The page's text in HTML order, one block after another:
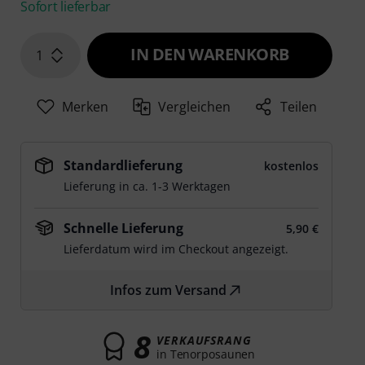
Sofort lieferbar
1 IN DEN WARENKORB
Merken Vergleichen Teilen
Standardlieferung
kostenlos
Lieferung in ca. 1-3 Werktagen
Schnelle Lieferung
5,90 €
Lieferdatum wird im Checkout angezeigt.
Infos zum Versand
8 VERKAUFSRANG
in Tenorposaunen